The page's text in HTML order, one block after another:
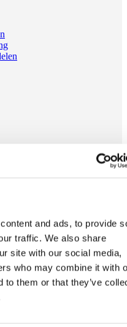
and ads, to provide
traffic. We also share
site with our social media,
who may combine it with
to them or that they’ve